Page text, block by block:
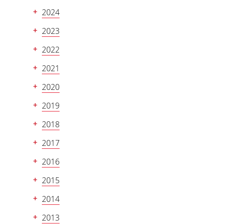
2024
2023
2022
2021
2020
2019
2018
2017
2016
2015
2014
2013